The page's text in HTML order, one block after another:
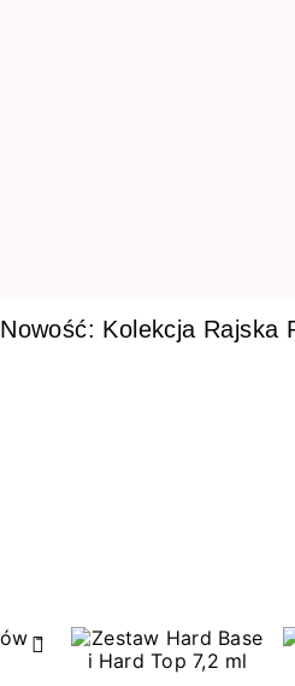
Nowość: Kolekcja Rajska